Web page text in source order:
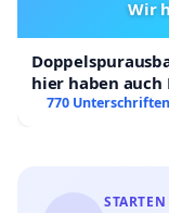
Wir
hier haben auch
770 Unterschriften